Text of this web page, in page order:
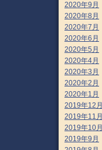
2020年9月
2020年8月
2020年7月
2020年6月
2020年5月
2020年4月
2020年3月
2020年2月
2020年1月
2019年12月
2019年11月
2019年10月
2019年9月